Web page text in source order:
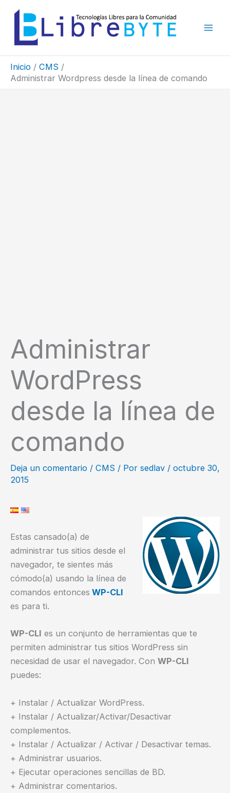
contenido
Inicio
CMS
Administrar Wordpress desde la línea de comando
Administrar
WordPress
desde la línea de
comando
Deja un comentario / CMS / Por sedlav / octubre 30,
2015
Estas cansado(a) de
administrar tus sitios desde el
navegador, te sientes más
cómodo(a) usando la línea de
comandos entonces WP-CLI
es para ti.
WP-CLI es un conjunto de herramientas que te
permiten administrar tus sitios WordPress sin
necesidad de usar el navegador. Con WP-CLI
puedes:
+ Instalar / Actualizar WordPress.
+ Instalar / Actualizar/Activar/Desactivar
complementos.
+ Instalar / Actualizar / Activar / Desactivar temas.
+ Administrar usuarios.
+ Ejecutar operaciones sencillas de BD.
+ Administrar comentarios.